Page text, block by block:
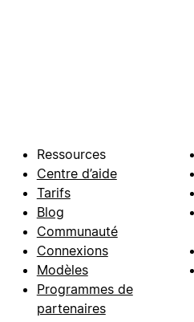
Ressources
Centre d’aide
Tarifs
Blog
Communauté
Connexions
Modèles
Programmes de
partenaires